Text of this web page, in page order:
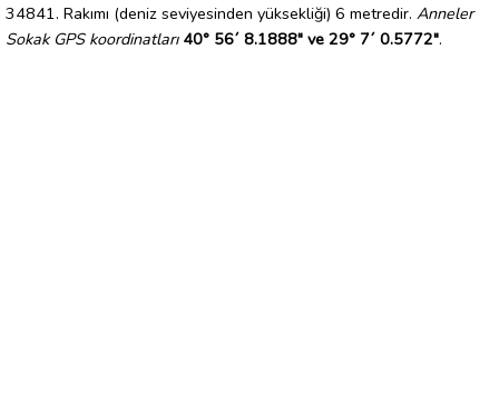
34841. Rakımı (deniz seviyesinden yüksekliği) 6 metredir. Anneler
Sokak GPS koordinatları 40° 56´ 8.1888" ve 29° 7´ 0.5772".